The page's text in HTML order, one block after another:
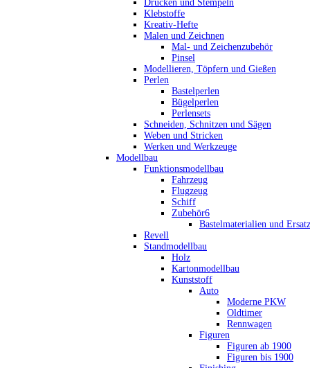
Drucken und Stempeln
Klebstoffe
Kreativ-Hefte
Malen und Zeichnen
Mal- und Zeichenzubehör
Pinsel
Modellieren, Töpfern und Gießen
Perlen
Bastelperlen
Bügelperlen
Perlensets
Schneiden, Schnitzen und Sägen
Weben und Stricken
Werken und Werkzeuge
Modellbau
Funktionsmodellbau
Fahrzeug
Flugzeug
Schiff
Zubehör6
Bastelmaterialien und
Revell
Standmodellbau
Holz
Kartonmodellbau
Kunststoff
Auto
Moderne PKW
Oldtimer
Rennwagen
Figuren
Figuren ab 1900
Figuren bis 1900